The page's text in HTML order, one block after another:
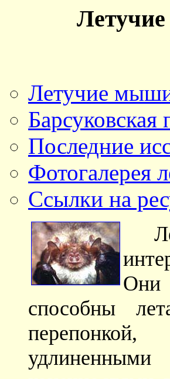
Летучие
Барсуковская
Последние
Фотогалерея
Ссылки на
Они
способны